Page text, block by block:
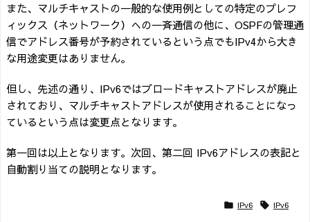
また、マルチキャストの一般的な使用例としての特定のプレフ
ィックス（ネットワーク）への一斉通信の他に、OSPFの管理通
信でアドレス番号が予約されているという点でもIPv4から大き
な用途変更はありません。
但し、先述の通り、IPv6ではブロードキャストアドレスが廃止
されており、マルチキャストアドレスが使用されることになっ
ているという点は変更点となります。
第一回は以上となります。次回、第二回 IPv6アドレスの表記と
自動割り当ての説明となります。
 IPv6  IPv6